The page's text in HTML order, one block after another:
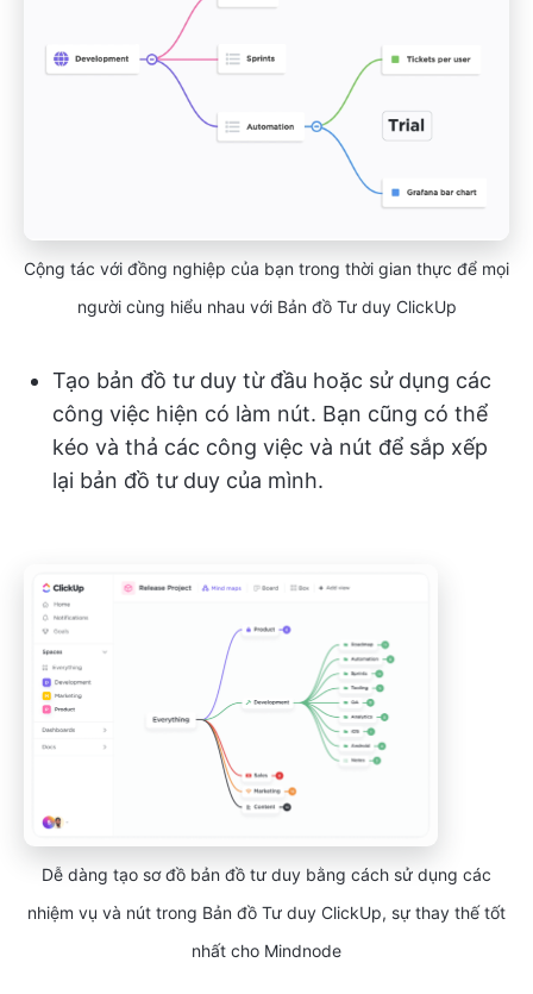
Cộng tác với đồng nghiệp của bạn trong thời gian thực để mọi
người cùng hiểu nhau với Bản đồ Tư duy ClickUp
Tạo bản đồ tư duy từ đầu hoặc sử dụng các
công việc hiện có làm nút. Bạn cũng có thể
kéo và thả các công việc và nút để sắp xếp
lại bản đồ tư duy của mình.
Dễ dàng tạo sơ đồ bản đồ tư duy bằng cách sử dụng các
nhiệm vụ và nút trong Bản đồ Tư duy ClickUp, sự thay thế tốt
nhất cho Mindnode